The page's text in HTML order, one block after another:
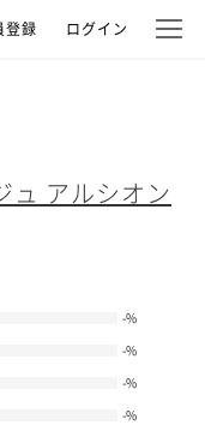
登録 ログイン
ュ アルシオン
-%
-%
-%
-%